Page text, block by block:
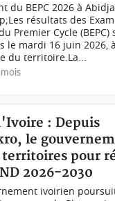
du BEPC 2026 à
résultats des
Premier Cycle (BEPC)
le mardi 16 juin 2026,
du territoire.La...
: Depuis
le
pour
2026-2030
ivoirien